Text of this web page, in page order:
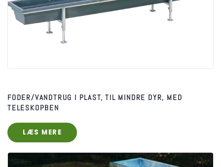
FODER/VANDTRUG I PLAST, TIL MINDRE DYR, MED
TELESKOPBEN
LÆS MERE